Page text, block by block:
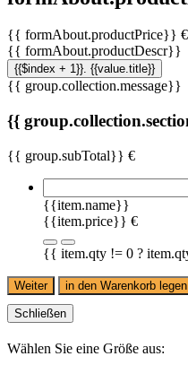
{{ formAbout.productPrice}} €
{{ formAbout.productDescr}}
{{$index + 1}}. {{value.title}}
{{ group.collection.message}}
{{
{{ group.subTotal}} €
{{item.name}}
{{item.price}} €
{{ item.qty != 0 ?
Weiter in den Warenkorb legen
Schließen
Wählen Sie eine Größe aus: